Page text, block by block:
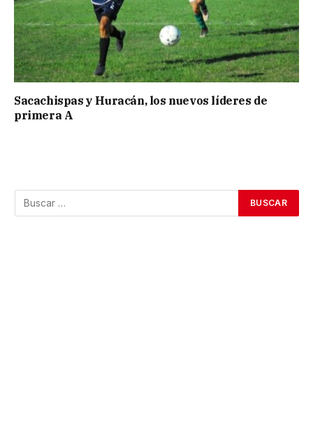
Sacachispas y Huracán, los nuevos líderes de
primera A